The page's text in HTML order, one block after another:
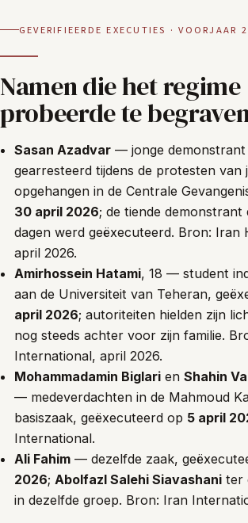
GEVERIFIEERDE EXECUTIES · VOORJAAR
Namen die het regime
probeerde te
Sasan Azadvar— jonge demonstrant
gearresteerd tijdens de protesten van
opgehangen in de Centrale
30 april 2026; de tiende demonstrant
dagen werd geëxecuteerd. Bron: Iran
april 2026.
Amirhossein Hatami, 18 — student
aan de Universiteit van Teheran,
april 2026; autoriteiten hielden zijn
nog steeds achter voor zijn familie.
International, april 2026.
Mohammadamin Biglarien Shahin
— medeverdachten in de Mahmoud
basiszaak, geëxecuteerd op 5 april
International.
Ali Fahim— dezelfde zaak,
2026; Abolfazl Salehi Siavashaniter
in dezelfde groep. Bron: Iran